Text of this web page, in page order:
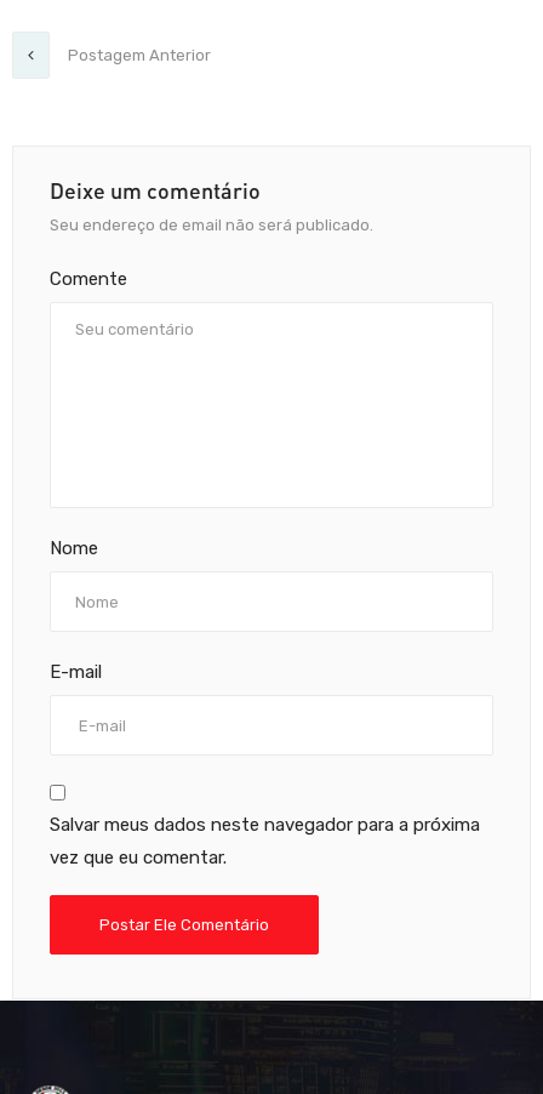
Postagem Anterior
Deixe um comentário
Seu endereço de email não será publicado.
Comente
Nome
E-mail
Salvar meus dados neste navegador para a próxima
vez que eu comentar.